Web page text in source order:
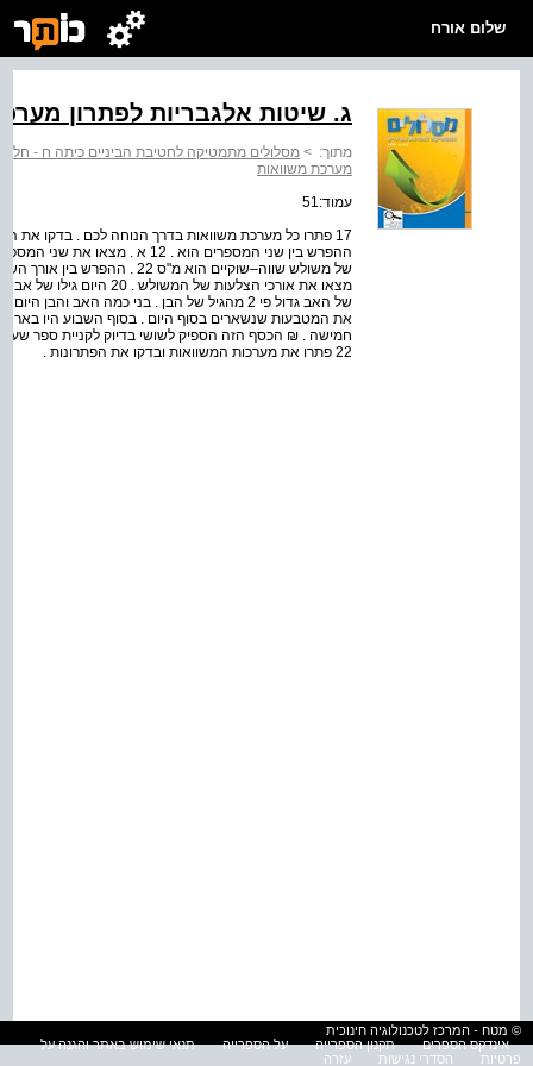
שלום אורח
ג. שיטות אלגבריות לפתרון
מתוך: > מסלולים מתמטיקה לחטיבת הביניים כיתה ח - חלק 2
מערכת משוואות
עמוד:51
22 פתרו את מערכות המשוואות ובדקו את הפתרונות .
© מטח - המרכז לטכנולוגיה חינוכית
אינדקס הספרים
תקנון הספרייה על הספרייה
תנאי שימוש באתר והגנה על
פרטיות
הסדרי נגישות עזרה